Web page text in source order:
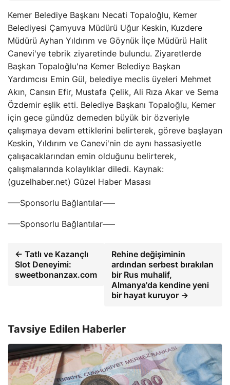
Kemer Belediye Başkanı Necati Topaloğlu, Kemer
Belediyesi Çamyuva Müdürü Uğur Keskin, Kuzdere
Müdürü Ayhan Yıldırım ve Göynük İlçe Müdürü Halit
Canevi'ye tebrik ziyaretinde bulundu. Ziyaretlerde
Başkan Topaloğlu'na Kemer Belediye Başkan
Yardımcısı Emin Gül, belediye meclis üyeleri Mehmet
Akın, Cansın Efir, Mustafa Çelik, Ali Rıza Akar ve Sema
Özdemir eşlik etti. Belediye Başkanı Topaloğlu, Kemer
için gece gündüz demeden büyük bir özveriyle
çalışmaya devam ettiklerini belirterek, göreve başlayan
Keskin, Yıldırım ve Canevi'nin de aynı hassasiyetle
çalışacaklarından emin olduğunu belirterek,
çalışmalarında kolaylıklar diledi. Kaynak:
(guzelhaber.net) Güzel Haber Masası
—–Sponsorlu Bağlantılar—–
—–Sponsorlu Bağlantılar—–
← Tatlı ve Kazançlı
Slot Deneyimi:
sweetbonanzax.com
Rehine değişiminin
ardından serbest bırakılan
bir Rus muhalif,
Almanya'da kendine yeni
bir hayat kuruyor →
Tavsiye Edilen Haberler